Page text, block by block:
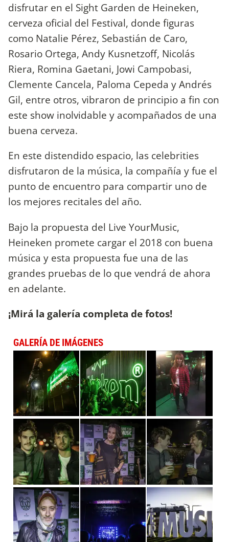
disfrutar en el Sight Garden de Heineken,
cerveza oficial del Festival, donde figuras
como Natalie Pérez, Sebastián de Caro,
Rosario Ortega, Andy Kusnetzoff, Nicolás
Riera, Romina Gaetani, Jowi Campobasi,
Clemente Cancela, Paloma Cepeda y Andrés
Gil, entre otros, vibraron de principio a fin con
este show inolvidable y acompañados de una
buena cerveza.
En este distendido espacio, las celebrities
disfrutaron de la música, la compañía y fue el
punto de encuentro para compartir uno de
los mejores recitales del año.
Bajo la propuesta del Live YourMusic,
Heineken promete cargar el 2018 con buena
música y esta propuesta fue una de las
grandes pruebas de lo que vendrá de ahora
en adelante.
¡Mirá la galería completa de fotos!
GALERÍA DE IMÁGENES